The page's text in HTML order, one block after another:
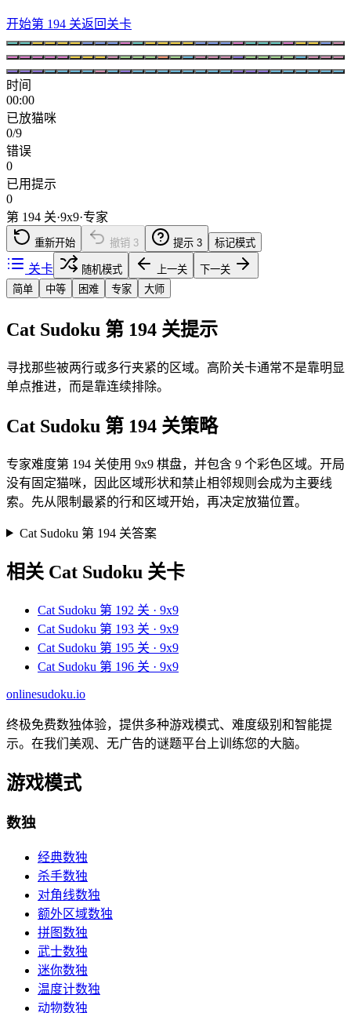
开始第 194 关返回关卡
时间
00:00
已放猫咪
0/9
错误
0
已用提示
0
第 194 关·9x9·专家
重新开始 撤销 3 提示 3 标记模式
关卡 随机模式 上一关
下一关
简单
中等 困难 专家 大师
Cat Sudoku 第 194 关提示
寻找那些被两行或多行夹紧的区域。高阶关卡通常不是靠明显
单点推进，而是靠连续排除。
Cat Sudoku 第 194 关策略
专家难度第 194 关使用 9x9 棋盘，并包含 9 个彩色区域。开局
没有固定猫咪，因此区域形状和禁止相邻规则会成为主要线
索。先从限制最紧的行和区域开始，再决定放猫位置。
Cat Sudoku 第 194 关答案
相关 Cat Sudoku 关卡
Cat Sudoku 第 192 关 · 9x9
Cat Sudoku 第 193 关 · 9x9
Cat Sudoku 第 195 关 · 9x9
Cat Sudoku 第 196 关 · 9x9
onlinesudoku.io
终极免费数独体验，提供多种游戏模式、难度级别和智能提
示。在我们美观、无广告的谜题平台上训练您的大脑。
游戏模式
数独
经典数独
杀手数独
对角线数独
额外区域数独
拼图数独
武士数独
迷你数独
温度计数独
动物数独